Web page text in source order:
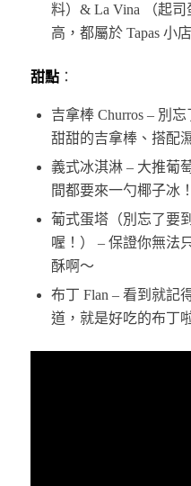
料）& La Vina （起
高，都屬於 Tapas 小店
甜點：
吉拿棒 Churros – 別
甜甜的吉拿棒、搭配
義式冰淇淋 – 大推葡
間都要來一勺椰子冰
葡式蛋塔（別忘了要
喔！） – 保證你無法
酥啊～
布丁 Flan – 看到就記
道，就是好吃的布丁